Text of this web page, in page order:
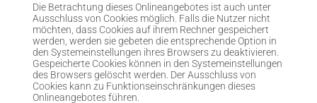
Die Betrachtung dieses Onlineangebotes ist auch unter
Ausschluss von Cookies möglich. Falls die Nutzer nicht
möchten, dass Cookies auf ihrem Rechner gespeichert
werden, werden sie gebeten die entsprechende Option in
den Systemeinstellungen ihres Browsers zu deaktivieren.
Gespeicherte Cookies können in den Systemeinstellungen
des Browsers gelöscht werden. Der Ausschluss von
Cookies kann zu Funktionseinschränkungen dieses
Onlineangebotes führen.